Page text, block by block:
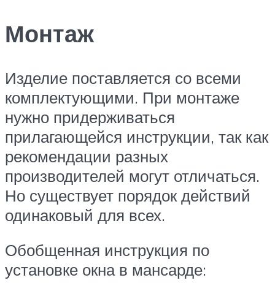
Монтаж
Изделие поставляется со всеми
комплектующими. При монтаже
нужно придерживаться
прилагающейся инструкции, так как
рекомендации разных
производителей могут отличаться.
Но существует порядок действий
одинаковый для всех.
Обобщенная инструкция по
установке окна в мансарде: